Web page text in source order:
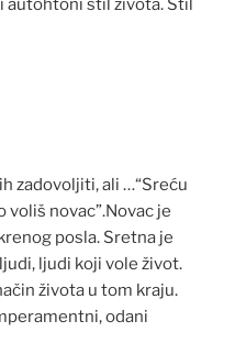
autohtoni stil života. Stil
zadovoljiti, ali …“Sreću
voliš novac”.Novac je
posla. Sretna je
ljudi koji vole život.
života u tom kraju.
odani